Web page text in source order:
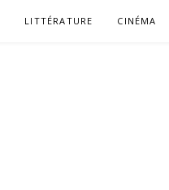
LITTÉRATURE CINÉMA